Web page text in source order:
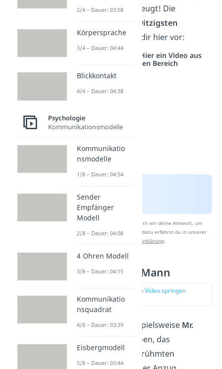
sogar zutiefst überzeugt! Die
bekanntesten und witzigsten
Beispiele stellen wir dir hier vor:
Studyflix vernetzt: Hier ein Video aus
einem anderen Bereich
Nach Beantwortung speichern wir deine Antwort, um
Studyflix zu verbessern. Mehr dazu erfährst du in unserer
Datenschutzerklärung.
Der Monopoly Mann
zur Stelle im Video springen
(00:19)
Wie würdest du beispielsweise Mr.
beschreiben, das
Maskottchen des berühmten
2/4 – Dauer: 03:58
Körpersprache
3/4 – Dauer: 04:44
Blickkontakt
4/4 – Dauer: 04:38
Psychologie
Kommunikationsmodelle
Kommunikatio
nsmodelle
1/8 – Dauer: 04:54
Sender
Empfänger
Modell
2/8 – Dauer: 04:08
4 Ohren Modell
3/8 – Dauer: 04:15
Kommunikatio
nsquadrat
4/8 – Dauer: 03:39
Eisbergmodell
5/8 – Dauer: 03:44